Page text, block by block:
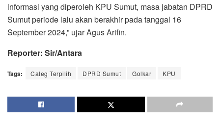
informasi yang diperoleh KPU Sumut, masa jabatan DPRD
Sumut periode lalu akan berakhir pada tanggal 16
September 2024,” ujar Agus Arifin.
Reporter: Sir/Antara
Tags: Caleg Terpilih DPRD Sumut Golkar KPU